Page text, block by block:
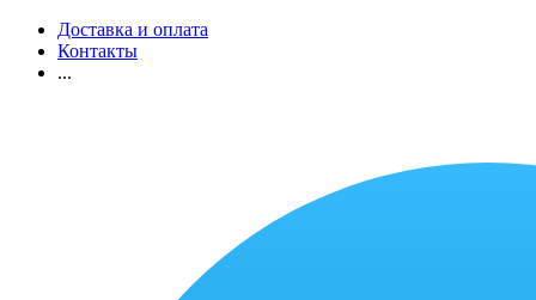
Доставка и оплата
Контакты
...